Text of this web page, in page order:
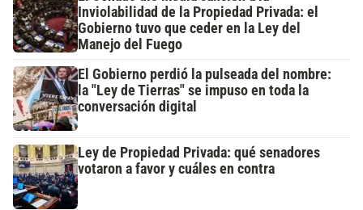
Inviolabilidad de la Propiedad Privada: el
Gobierno tuvo que ceder en la Ley del
Manejo del Fuego
El Gobierno perdió la pulseada del nombre:
la "Ley de Tierras" se impuso en toda la
conversación digital
Ley de Propiedad Privada: qué senadores
votaron a favor y cuáles en contra